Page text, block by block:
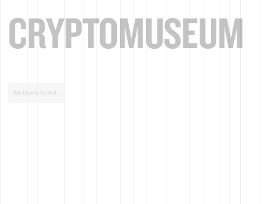
CRYPTOMUSEUM
No items found.